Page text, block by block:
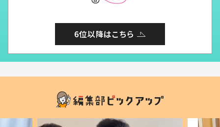
6位以降はこちら